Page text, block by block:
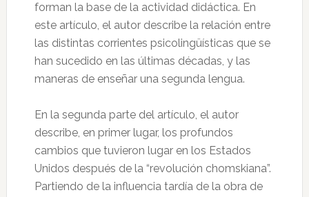
forman la base de la actividad didáctica. En
este artículo, el autor describe la relación entre
las distintas corrientes psicolingüísticas que se
han sucedido en las últimas décadas, y las
maneras de enseñar una segunda lengua.
En la segunda parte del artículo, el autor
describe, en primer lugar, los profundos
cambios que tuvieron lugar en los Estados
Unidos después de la “revolución chomskiana”.
Partiendo de la influencia tardía de la obra de